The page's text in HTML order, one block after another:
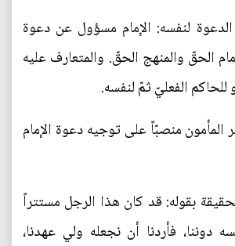
الدعوة لنفسه: الإمام مسؤول عن دعوة
الحقّ والمنهج الحقّ. والمتعارف عليه
الفعليّ ثمّ لنفسه.
المأمون منصبّاً على توجيه دعوة الإمام
بقوله: قد كان هذا الرجل مستتراً
دوننا، فأردنا أن نجعله ولي عهدنا،